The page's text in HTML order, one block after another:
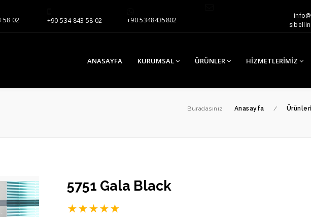
58 02 +90 534 843 58 02 +90 5348435802
ANASAYFA KURUMSAL ÜRÜNLER HIZMETLERIMIZ
Buradasınız: Anasayfa /
5751 Gala Black
★★★★★